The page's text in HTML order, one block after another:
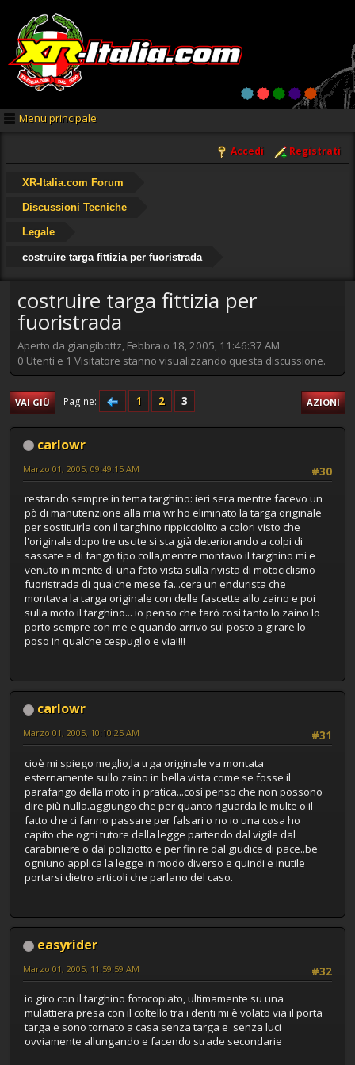
Menu principale
Accedi Registrati
XR-Italia.com Forum
Discussioni Tecniche
Legale
costruire targa fittizia per fuoristrada
costruire targa fittizia per
fuoristrada
Aperto da giangibottz, Febbraio 18, 2005, 11:46:37 AM
0 Utenti e 1 Visitatore stanno visualizzando questa discussione.
VAI GIÙ Pagine 1 2 3 AZIONI
carlowr
#30
Marzo 01, 2005, 09:49:15 AM
restando sempre in tema targhino: ieri sera mentre facevo un
pò di manutenzione alla mia wr ho eliminato la targa originale
per sostituirla con il targhino rippicciolito a colori visto che
l'originale dopo tre uscite si sta già deteriorando a colpi di
sassate e di fango tipo colla,mentre montavo il targhino mi e
venuto in mente di una foto vista sulla rivista di motociclismo
fuoristrada di qualche mese fa...cera un endurista che
montava la targa originale con delle fascette allo zaino e poi
sulla moto il targhino... io penso che farò così tanto lo zaino lo
porto sempre con me e quando arrivo sul posto a girare lo
poso in qualche cespuglio e via!!!!
carlowr
#31
Marzo 01, 2005, 10:10:25 AM
cioè mi spiego meglio,la trga originale va montata
esternamente sullo zaino in bella vista come se fosse il
parafango della moto in pratica...così penso che non possono
dire più nulla.aggiungo che per quanto riguarda le multe o il
fatto che ci fanno passare per falsari o no io una cosa ho
capito che ogni tutore della legge partendo dal vigile dal
carabiniere o dal poliziotto e per finire dal giudice di pace..be
ogniuno applica la legge in modo diverso e quindi e inutile
portarsi dietro articoli che parlano del caso.
easyrider
#32
Marzo 01, 2005, 11:59:59 AM
io giro con il targhino fotocopiato, ultimamente su una
mulattiera presa con il coltello tra i denti mi è volato via il porta
targa e sono tornato a casa senza targa e senza luci
ovviamente allungando e facendo strade secondarie